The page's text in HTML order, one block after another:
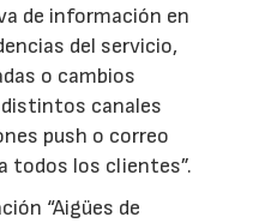
de información en
del servicio,
o cambios
canales
push o correo
todos los clientes”.
“Aigües de